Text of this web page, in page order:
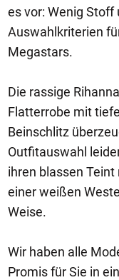
es vor: Wenig Stoff
Auswahlkriterien
Megastars.
Die rassige
Flatterrobe mit
Beinschlitz
Outfitauswahl
ihren blassen
einer weißen
Weise.
Wir haben alle
Promis für Sie in